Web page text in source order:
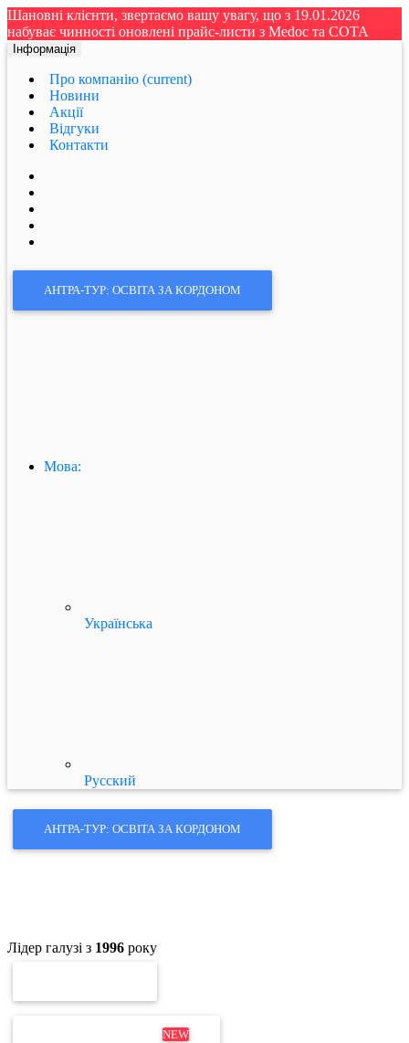
Шановні клієнти, звертаємо вашу увагу, що з 19.01.2026
набуває чинності оновлені прайс-листи з Medoc та СОТА
Інформація
Про компанію (current)
Новини
Акції
Відгуки
Контакти
АНТРА-ТУР: ОСВІТА ЗА КОРДОНОМ
Мова:
Українська
Русский
АНТРА-ТУР: ОСВІТА ЗА КОРДОНОМ
Лідер галузі з 1996 року
ОНОВЛЕННЯ MEDOCNEW